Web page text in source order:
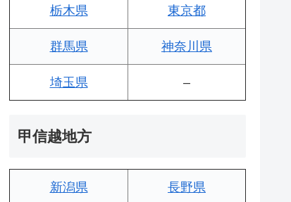
栃木県 東京都
群馬県 神奈川県
埼玉県 –
甲信越地方
新潟県 長野県